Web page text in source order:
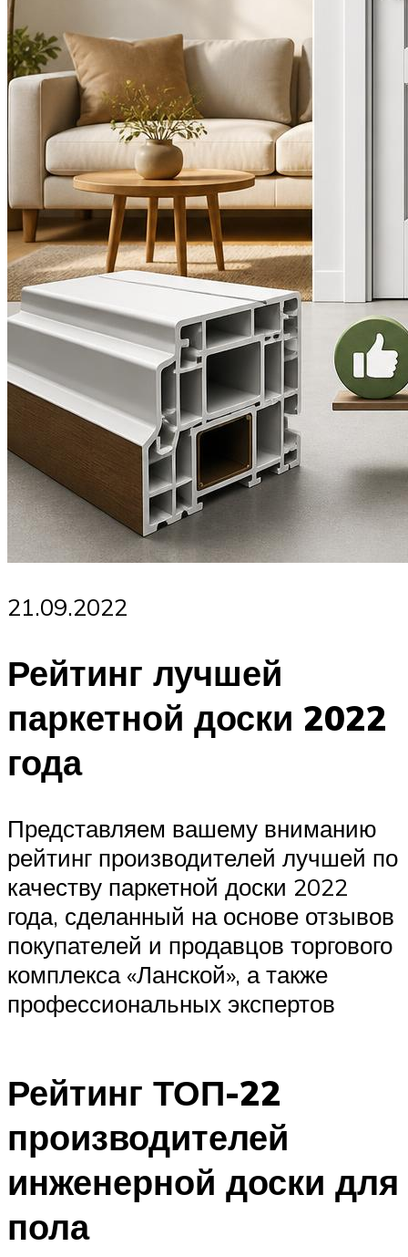
21.09.2022
Рейтинг лучшей
паркетной доски 2022
года
Представляем вашему вниманию
рейтинг производителей лучшей по
качеству паркетной доски 2022
года, сделанный на основе отзывов
покупателей и продавцов торгового
комплекса «Ланской», а также
профессиональных экспертов
Рейтинг ТОП-22
производителей
инженерной доски для
пола